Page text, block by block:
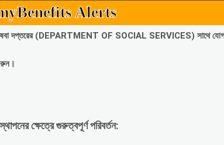
Alerts
পরিষেবা দপ্তরের (DEPARTMENT OF SOCIAL SERVICES) সাথে
ক্ষেত্রে গুরুত্বপূর্ণ পরিবর্তন: